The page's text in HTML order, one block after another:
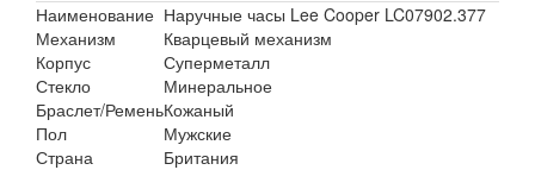
Наименование Наручные часы Lee Cooper LC07902.377
Механизм
Кварцевый механизм
Корпус
Суперметалл
Стекло
Минеральное
Браслет/РеменьКожаный
Пол
Мужские
Страна
Британия